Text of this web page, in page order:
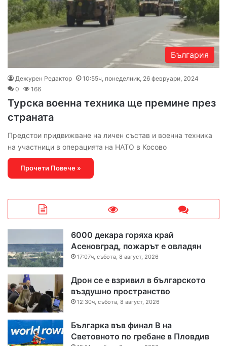
България
Дежурен Редактор
10:55ч, понеделник, 26 февруари, 2024
0
166
Турска военна техника ще премине през
страната
Предстои придвижване на личен състав и военна техника
на участници в операцията на НАТО в Косово
Прочети Повече »
6000 декара горяха край
Асеновград, пожарът е овладян
17:07ч, събота, 8 август, 2026
Дрон се е взривил в българското
въздушно пространство
12:30ч, събота, 8 август, 2026
Българка във финал B на
Световното по гребане в Пловдив